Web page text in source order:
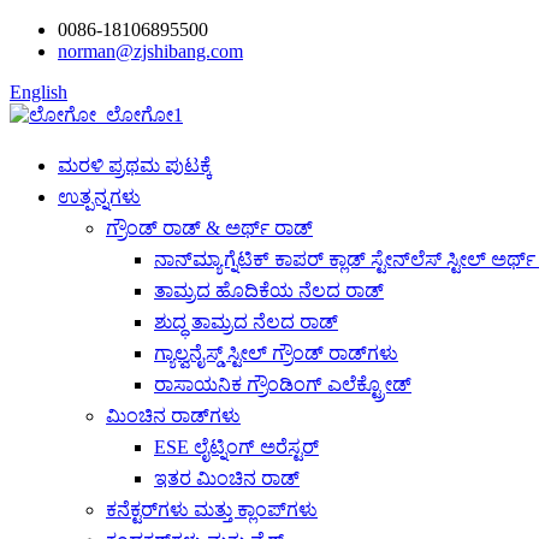
0086-18106895500
norman@zjshibang.com
English
ಮರಳಿ ಪ್ರಥಮ ಪುಟಕ್ಕೆ
ಉತ್ಪನ್ನಗಳು
ಗ್ರೌಂಡ್ ರಾಡ್ & ಅರ್ಥ್ ರಾಡ್
ನಾನ್‌ಮ್ಯಾಗ್ನೆಟಿಕ್ ಕಾಪರ್ ಕ್ಲಾಡ್ ಸ್ಟೇನ್‌ಲೆಸ್ ಸ್ಟೀಲ್
ತಾಮ್ರದ ಹೊದಿಕೆಯ ನೆಲದ ರಾಡ್
ಶುದ್ಧ ತಾಮ್ರದ ನೆಲದ ರಾಡ್
ಗ್ಯಾಲ್ವನೈಸ್ಡ್ ಸ್ಟೀಲ್ ಗ್ರೌಂಡ್ ರಾಡ್‌ಗಳು
ರಾಸಾಯನಿಕ ಗ್ರೌಂಡಿಂಗ್ ಎಲೆಕ್ಟ್ರೋಡ್
ಮಿಂಚಿನ ರಾಡ್‌ಗಳು
ESE ಲೈಟ್ನಿಂಗ್ ಅರೆಸ್ಟರ್
ಇತರ ಮಿಂಚಿನ ರಾಡ್
ಕನೆಕ್ಟರ್‌ಗಳು ಮತ್ತು ಕ್ಲಾಂಪ್‌ಗಳು